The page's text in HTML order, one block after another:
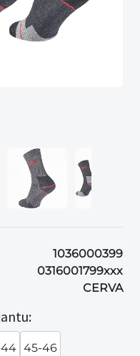
1036000399
0316001799xxx
CERVA
45-46